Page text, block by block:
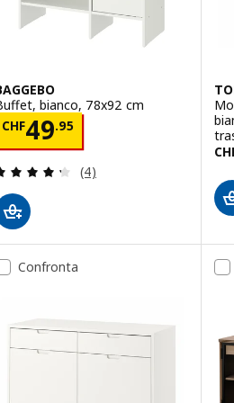
bianco, 78x92 cm
CHF49.95CHF 49.95
Recensione: 4.3 fuori
(4)
Confronta